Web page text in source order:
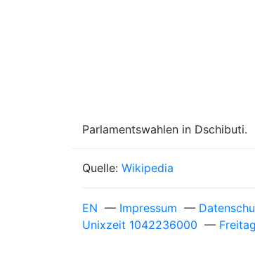
Parlamentswahlen in Dschibuti.
Quelle: Wikipedia
EN — Impressum —
Unixzeit 1042236000 —